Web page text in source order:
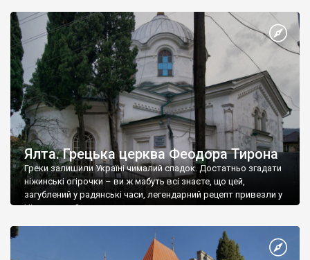
Ялта. Грецька церква Феодора Тирона
Греки залишили Україні чималий спадок. Достатньо згадати
ніжинські огірочки – ви ж мабуть всі знаєте, що цей,
загублений у радянські часи, легендарний рецепт привезли у
Ніжин греки?